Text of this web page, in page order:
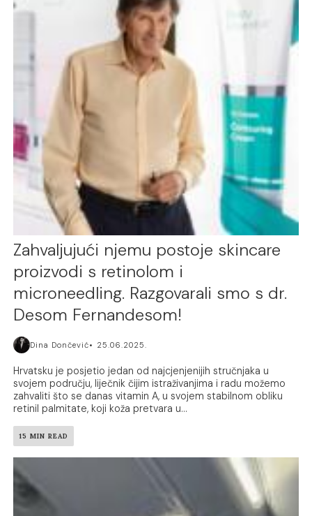
Zahvaljujući njemu postoje skincare
proizvodi s retinolom i
microneedling. Razgovarali smo s dr.
Desom Fernandesom!
Dina Dončević 25.06.2025.
Hrvatsku je posjetio jedan od najcjenjenijih stručnjaka u
svojem području, liječnik čijim istraživanjima i radu možemo
zahvaliti što se danas vitamin A, u svojem stabilnom obliku
retinil palmitate, koji koža pretvara u...
15 MIN READ